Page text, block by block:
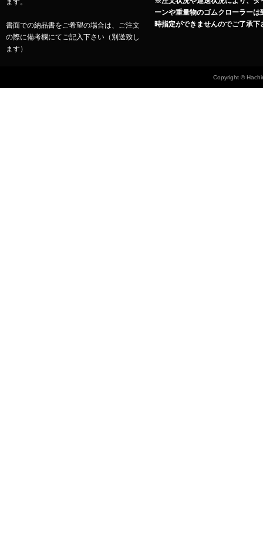
ます。
書面での納品書をご希望の場合は、ご注文
の際に備考欄にてご記入下さい（別送致し
ます）
ーンや重量物のゴムクローラーは
時指定ができませんのでご了承下
Copyright ©